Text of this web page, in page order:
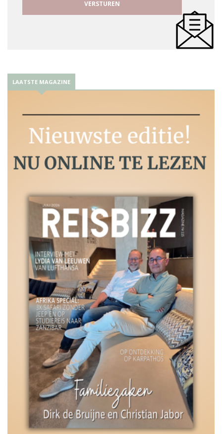
LAATSTE MAGAZINE